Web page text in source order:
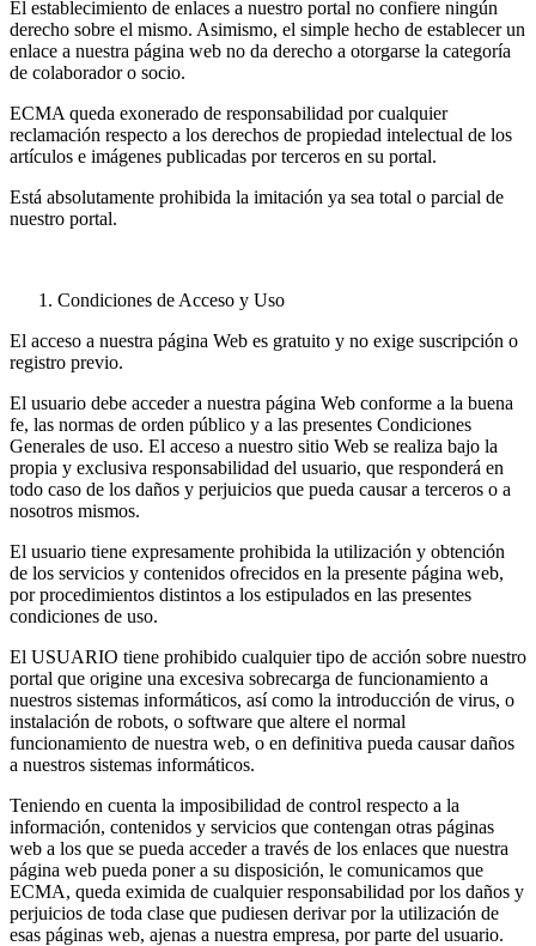
El establecimiento de enlaces a nuestro portal no confiere ningún
derecho sobre el mismo. Asimismo, el simple hecho de establecer un
enlace a nuestra página web no da derecho a otorgarse la categoría
de colaborador o socio.
ECMA queda exonerado de responsabilidad por cualquier
reclamación respecto a los derechos de propiedad intelectual de los
artículos e imágenes publicadas por terceros en su portal.
Está absolutamente prohibida la imitación ya sea total o parcial de
nuestro portal.
Condiciones de Acceso y Uso
El acceso a nuestra página Web es gratuito y no exige suscripción o
registro previo.
El usuario debe acceder a nuestra página Web conforme a la buena
fe, las normas de orden público y a las presentes Condiciones
Generales de uso. El acceso a nuestro sitio Web se realiza bajo la
propia y exclusiva responsabilidad del usuario, que responderá en
todo caso de los daños y perjuicios que pueda causar a terceros o a
nosotros mismos.
El usuario tiene expresamente prohibida la utilización y obtención
de los servicios y contenidos ofrecidos en la presente página web,
por procedimientos distintos a los estipulados en las presentes
condiciones de uso.
El USUARIO tiene prohibido cualquier tipo de acción sobre nuestro
portal que origine una excesiva sobrecarga de funcionamiento a
nuestros sistemas informáticos, así como la introducción de virus, o
instalación de robots, o software que altere el normal
funcionamiento de nuestra web, o en definitiva pueda causar daños
a nuestros sistemas informáticos.
Teniendo en cuenta la imposibilidad de control respecto a la
información, contenidos y servicios que contengan otras páginas
web a los que se pueda acceder a través de los enlaces que nuestra
página web pueda poner a su disposición, le comunicamos que
ECMA, queda eximida de cualquier responsabilidad por los daños y
perjuicios de toda clase que pudiesen derivar por la utilización de
esas páginas web, ajenas a nuestra empresa, por parte del usuario.